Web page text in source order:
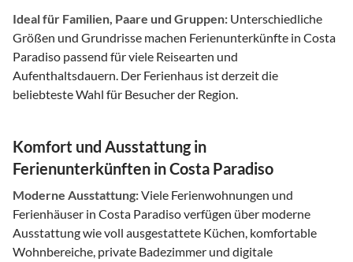
Ideal für Familien, Paare und Gruppen: Unterschiedliche
Größen und Grundrisse machen Ferienunterkünfte in Costa
Paradiso passend für viele Reisearten und
Aufenthaltsdauern. Der Ferienhaus ist derzeit die
beliebteste Wahl für Besucher der Region.
Komfort und Ausstattung in
Ferienunterkünften in Costa Paradiso
Moderne Ausstattung:Viele Ferienwohnungen und
Ferienhäuser in Costa Paradiso verfügen über moderne
Ausstattung wie voll ausgestattete Küchen, komfortable
Wohnbereiche, private Badezimmer und digitale